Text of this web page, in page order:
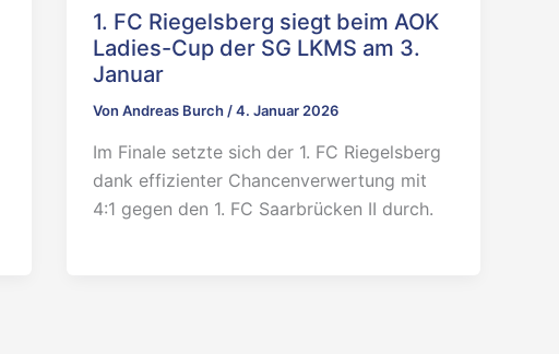
1. FC Riegelsberg siegt beim AOK
Ladies-Cup der SG LKMS am 3.
Januar
VonAndreas Burch /4. Januar 2026
Im Finale setzte sich der 1. FC Riegelsberg
dank effizienter Chancenverwertung mit
4:1 gegen den 1. FC Saarbrücken II durch.